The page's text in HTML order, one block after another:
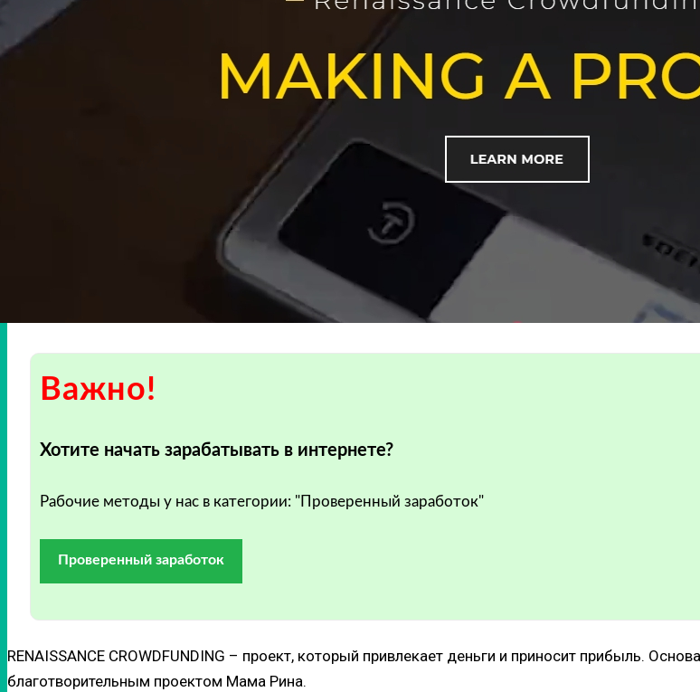
Важно!
Хотите начать зарабатывать в интернете?
Рабочие методы у нас в категории: "Проверенный заработок"
Проверенный заработок
RENAISSANCE CROWDFUNDING – проект, который привлекает деньги и приносит прибыль.
благотворительным проектом Мама Рина.